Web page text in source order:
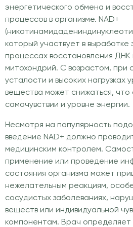
энергетического обмена и
процессов в организме. NAD+
который участвует в выработке
процессах восстановления ДНК
митохондрий. С возрастом, при
усталости и высоких нагрузках
вещества может снижаться,
самочувствии и уровне энергии.
Несмотря на популярность
введение NAD+ должно
медицинским контролем.
применение или проведение
состояния организма может
нежелательным реакциям,
сосудистых заболеваниях,
веществ или индивидуальной
компонентам. Врач определяет